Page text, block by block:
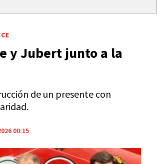
y Jubert junto a la
de un presente con
00:15